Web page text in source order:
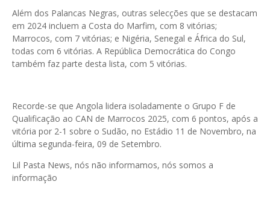
Além dos Palancas Negras, outras selecções que se destacam
em 2024 incluem a Costa do Marfim, com 8 vitórias;
Marrocos, com 7 vitórias; e Nigéria, Senegal e África do Sul,
todas com 6 vitórias. A República Democrática do Congo
também faz parte desta lista, com 5 vitórias.
Recorde-se que Angola lidera isoladamente o Grupo F de
Qualificação ao CAN de Marrocos 2025, com 6 pontos, após a
vitória por 2-1 sobre o Sudão, no Estádio 11 de Novembro, na
última segunda-feira, 09 de Setembro.
Lil Pasta News, nós não informamos, nós somos a
informação